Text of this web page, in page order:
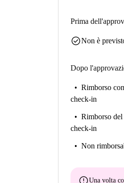
Prima
check_circleNon è
Dopo
Rimborso
check-in
Rimborso
check-in
Non
Una volta